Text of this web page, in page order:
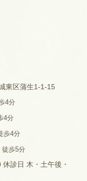
東区蒲生1-1-15
4分
4分
歩4分
歩5分
診日 木・土午後・